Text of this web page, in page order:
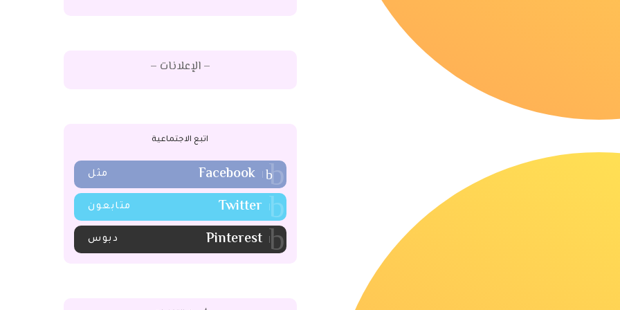
– الإعلانات –
اتبع الاجتماعية
Facebook مثل
Twitter متابعون
Pinterest دبوس